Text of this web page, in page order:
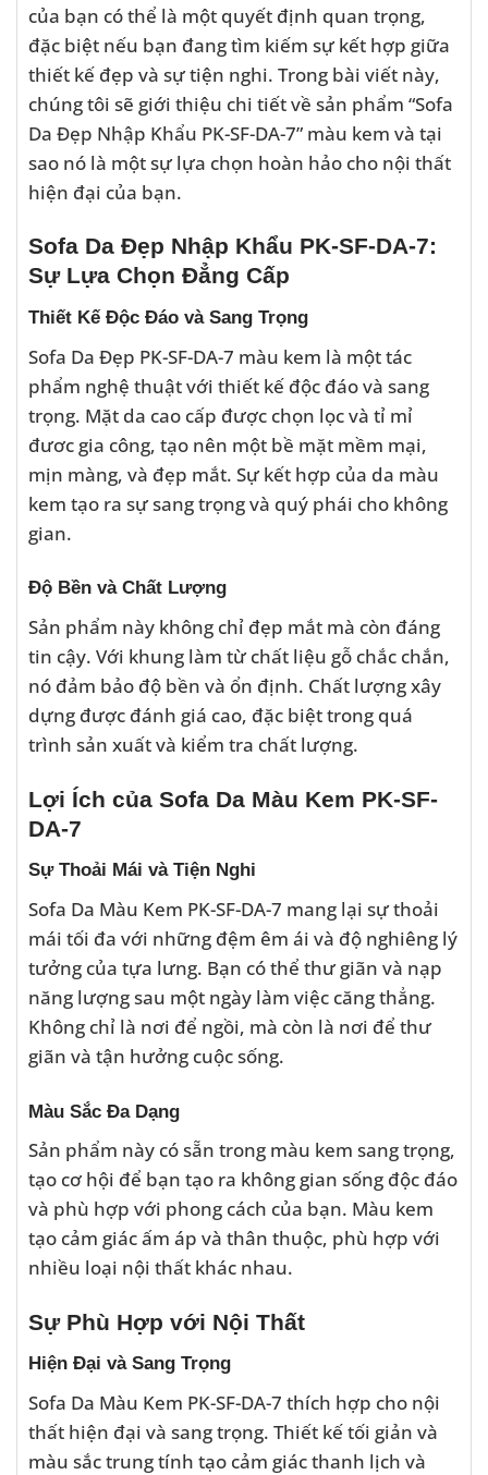
của bạn có thể là một quyết định quan trọng,
đặc biệt nếu bạn đang tìm kiếm sự kết hợp giữa
thiết kế đẹp và sự tiện nghi. Trong bài viết này,
chúng tôi sẽ giới thiệu chi tiết về sản phẩm “Sofa
Da Đẹp Nhập Khẩu PK-SF-DA-7” màu kem và tại
sao nó là một sự lựa chọn hoàn hảo cho nội thất
hiện đại của bạn.
Sofa Da Đẹp Nhập Khẩu PK-SF-DA-7:
Sự Lựa Chọn Đẳng Cấp
Thiết Kế Độc Đáo và Sang Trọng
Sofa Da Đẹp PK-SF-DA-7 màu kem là một tác
phẩm nghệ thuật với thiết kế độc đáo và sang
trọng. Mặt da cao cấp được chọn lọc và tỉ mỉ
đươc gia công, tạo nên một bề mặt mềm mại,
mịn màng, và đẹp mắt. Sự kết hợp của da màu
kem tạo ra sự sang trọng và quý phái cho không
gian.
Độ Bền và Chất Lượng
Sản phẩm này không chỉ đẹp mắt mà còn đáng
tin cậy. Với khung làm từ chất liệu gỗ chắc chắn,
nó đảm bảo độ bền và ổn định. Chất lượng xây
dựng được đánh giá cao, đặc biệt trong quá
trình sản xuất và kiểm tra chất lượng.
Lợi Ích của Sofa Da Màu Kem PK-SF-
DA-7
Sự Thoải Mái và Tiện Nghi
Sofa Da Màu Kem PK-SF-DA-7 mang lại sự thoải
mái tối đa với những đệm êm ái và độ nghiêng lý
tưởng của tựa lưng. Bạn có thể thư giãn và nạp
năng lượng sau một ngày làm việc căng thẳng.
Không chỉ là nơi để ngồi, mà còn là nơi để thư
giãn và tận hưởng cuộc sống.
Màu Sắc Đa Dạng
Sản phẩm này có sẵn trong màu kem sang trọng,
tạo cơ hội để bạn tạo ra không gian sống độc đáo
và phù hợp với phong cách của bạn. Màu kem
tạo cảm giác ấm áp và thân thuộc, phù hợp với
nhiều loại nội thất khác nhau.
Sự Phù Hợp với Nội Thất
Hiện Đại và Sang Trọng
Sofa Da Màu Kem PK-SF-DA-7 thích hợp cho nội
thất hiện đại và sang trọng. Thiết kế tối giản và
màu sắc trung tính tạo cảm giác thanh lịch và